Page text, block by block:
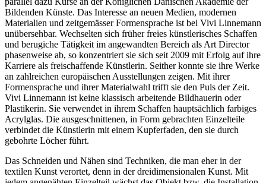
Bildenden Künste. Das Interesse an neuen Medien, modernen
Materialien und zeitgemässer Formensprache ist bei Vivi Linnemann
unübersehbar. Wechselten sich früher freies künstlerisches Schaffen
und berugiche Tätigkeit im angewandten Bereich als Art Director
phasenweise ab, so konzentriert sie sich seit 2009 mit Erfolg auf ihre
Karriere als freischaffende Künstlerin. Seither konnte sie ihre Werke
an zahlreichen europäischen Ausstellungen zeigen. Mit ihrer
Formensprache und ihrer Materialwahl trifft sie den Puls der Zeit.
Vivi Linnemann ist keine klassisch arbeitende Bildhauerin oder
Plastikerin. Sie verwendet in ihrem Schaffen hauptsächlich farbiges
Acrylglas. Die ausgeschnittenen, in Form gebrachten Einzelteile
verbindet die Künstlerin mit einem Kupferfaden, den sie durch
gebohrte Löcher führt.
Das Schneiden und Nähen sind Techniken, die man eher in der
textilen Kunst verortet, denn in der dreidimensionalen Kunst. Mit